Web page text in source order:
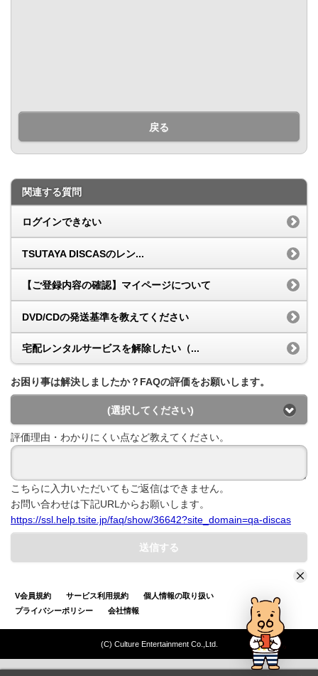
戻る
関連する質問
ログインできない
TSUTAYA DISCASのレン...
【ご登録内容の確認】マイページについて
DVD/CDの発送基準を教えてください
宅配レンタルサービスを解除したい（...
お困り事は解決しましたか？FAQの評価をお願いします。
(選択してください)
評価理由・わかりにくい点など教えてください。
こちらに入力いただいてもご返信はできません。
お問い合わせは下記URLからお願いします。
https://ssl.help.tsite.jp/faq/show/36642?site_domain=qa-discas
送信する
V会員規約 サービス利用規約
個人情報の取り扱い
プライバシーポリシー
会社情報
(C) Culture Entertainment Co.,Ltd.